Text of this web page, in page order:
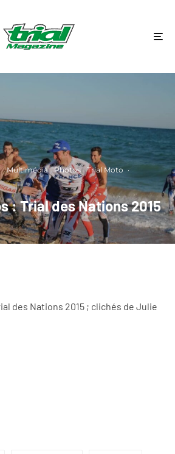
Multimédia Photos Trial Moto ·
: Trial des Nations 2015
des Nations 2015 ; clichés de Julie